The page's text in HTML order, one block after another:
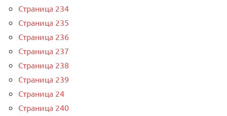
Страница 234
Страница 235
Страница 236
Страница 237
Страница 238
Страница 239
Страница 24
Страница 240